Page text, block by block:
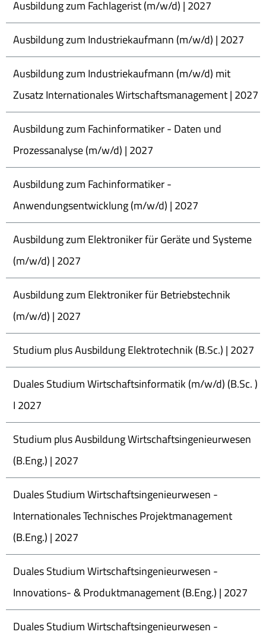
Ausbildung zum Fachlagerist (m/w/d) | 2027
Ausbildung zum Industriekaufmann (m/w/d) | 2027
Ausbildung zum Industriekaufmann (m/w/d) mit
Zusatz Internationales Wirtschaftsmanagement | 2027
Ausbildung zum Fachinformatiker - Daten und
Prozessanalyse (m/w/d) | 2027
Ausbildung zum Fachinformatiker -
Anwendungsentwicklung (m/w/d) | 2027
Ausbildung zum Elektroniker für Geräte und Systeme
(m/w/d) | 2027
Ausbildung zum Elektroniker für Betriebstechnik
(m/w/d) | 2027
Studium plus Ausbildung Elektrotechnik (B.Sc.) | 2027
Duales Studium Wirtschaftsinformatik (m/w/d) (B.Sc. )
I 2027
Studium plus Ausbildung Wirtschaftsingenieurwesen
(B.Eng.) | 2027
Duales Studium Wirtschaftsingenieurwesen -
Internationales Technisches Projektmanagement
(B.Eng.) | 2027
Duales Studium Wirtschaftsingenieurwesen -
Innovations- & Produktmanagement (B.Eng.) | 2027
Duales Studium Wirtschaftsingenieurwesen -